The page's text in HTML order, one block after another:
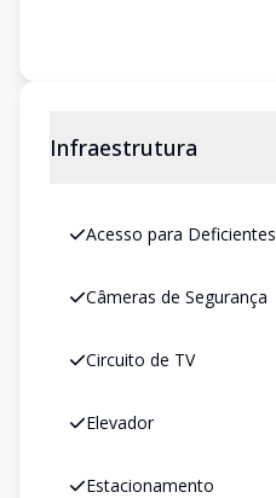
Infraestrutura
Acesso para Deficientes
Câmeras de Segurança
Circuito de TV
Elevador
Estacionamento